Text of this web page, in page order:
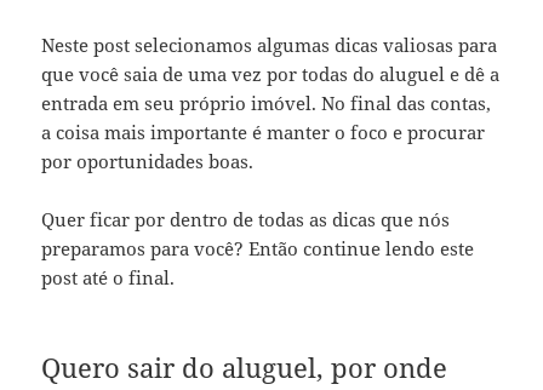
Neste post selecionamos algumas dicas valiosas para
que você saia de uma vez por todas do aluguel e dê a
entrada em seu próprio imóvel. No final das contas,
a coisa mais importante é manter o foco e procurar
por oportunidades boas.
Quer ficar por dentro de todas as dicas que nós
preparamos para você? Então continue lendo este
post até o final.
Quero sair do aluguel, por onde